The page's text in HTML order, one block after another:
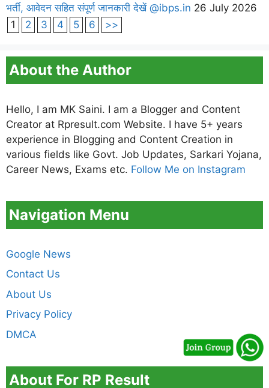
भर्ती, आवेदन सहित संपूर्ण जानकारी देखें @ibps.in 26 July 2026
1
2 3 4 5 6 >>
About the Author
Hello, I am MK Saini. I am a Blogger and Content
Creator at Rpresult.com Website. I have 5+ years
experience in Blogging and Content Creation in
various fields like Govt. Job Updates, Sarkari Yojana,
Career News, Exams etc. Follow Me on Instagram
Navigation Menu
Google News
Contact Us
About Us
Privacy Policy
DMCA
About For RP Result